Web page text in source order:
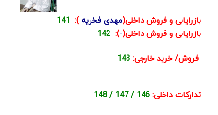
بازرایابی و فروش داخلی(مهدی فخریه):
141
بازرایابی و فروش داخلی(-
):
142
فروش/ خرید خارجی: 143
تدارکات داخلی:146 / 147 / 148